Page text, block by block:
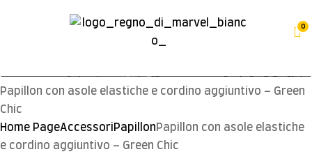
0
Papillon con asole elastiche e cordino aggiuntivo – Green
Chic
Home PageAccessoriPapillonPapillon con asole elastiche
e cordino aggiuntivo – Green Chic